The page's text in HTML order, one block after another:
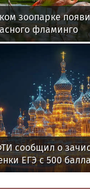
зоопарке
фламинго
сообщил о
ЕГЭ с 500